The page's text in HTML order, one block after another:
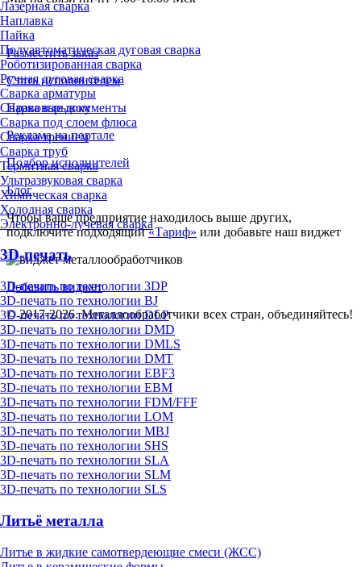
Лазерная сварка
Наплавка
Пайка
Полуавтоматическая дуговая сварка
Роботизированная сварка
Ручная дуговая сварка
Сварка арматуры
Сварка взрывом
Сварка под слоем флюса
Сварка трением
Сварка труб
Термитная сварка
Ультразвуковая сварка
Химическая сварка
Холодная сварка
Электронно-лучевая сварка
3D-печать
3D-печать по технологии 3DP
3D-печать по технологии BJ
3D-печать по технологии DLP
3D-печать по технологии DMD
3D-печать по технологии DMLS
3D-печать по технологии DMT
3D-печать по технологии EBF3
3D-печать по технологии EBM
3D-печать по технологии FDM/FFF
3D-печать по технологии LOM
3D-печать по технологии MBJ
3D-печать по технологии SHS
3D-печать по технологии SLA
3D-печать по технологии SLM
3D-печать по технологии SLS
Литьё металла
Литье в жидкие самотвердеющие смеси (ЖСС)
Разместить заказ
Стать исполнителем
Правовые документы
Реклама на портале
Подбор исполнителей
Блог
Чтобы ваше предприятие находилось выше других,
подключите подходящий«Тариф» или добавьте наш виджет
Добавить виджет
© 2017-2026. Металлообработчики всех стран, объединяйтесь!